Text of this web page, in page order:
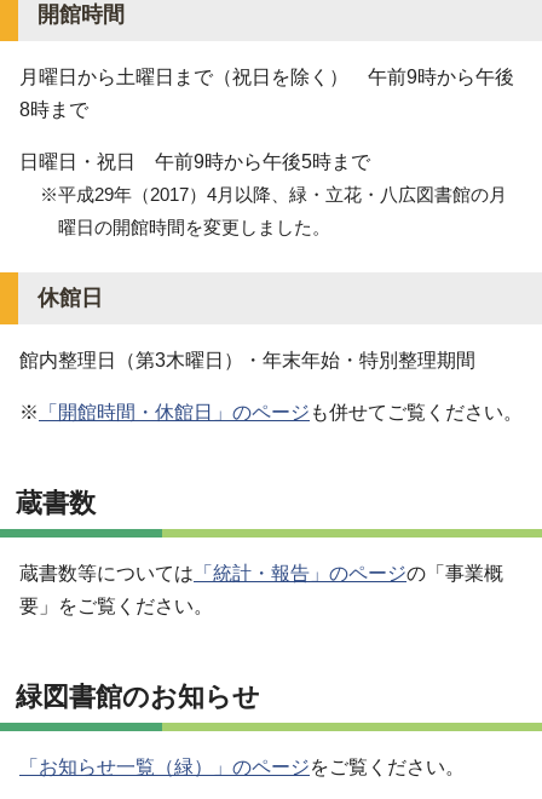
開館時間
月曜日から土曜日まで（祝日を除く） 午前9時から午後
8時まで
日曜日・祝日 午前9時から午後5時まで
※平成29年（2017）4月以降、緑・立花・八広図書館の月
曜日の開館時間を変更しました。
休館日
館内整理日（第3木曜日）・年末年始・特別整理期間
※ 「開館時間・休館日」のページ も併せてご覧ください。
蔵書数
蔵書数等については 「統計・報告」のページの「事業概
要」をご覧ください。
緑図書館のお知らせ
「お知らせ一覧（緑）」のページをご覧ください。